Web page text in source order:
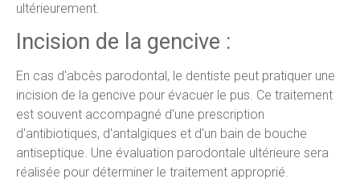
ultérieurement.
Incision de la gencive :
En cas d'abcès parodontal, le dentiste peut pratiquer une
incision de la gencive pour évacuer le pus. Ce traitement
est souvent accompagné d'une prescription
d'antibiotiques, d'antalgiques et d'un bain de bouche
antiseptique. Une évaluation parodontale ultérieure sera
réalisée pour déterminer le traitement approprié.